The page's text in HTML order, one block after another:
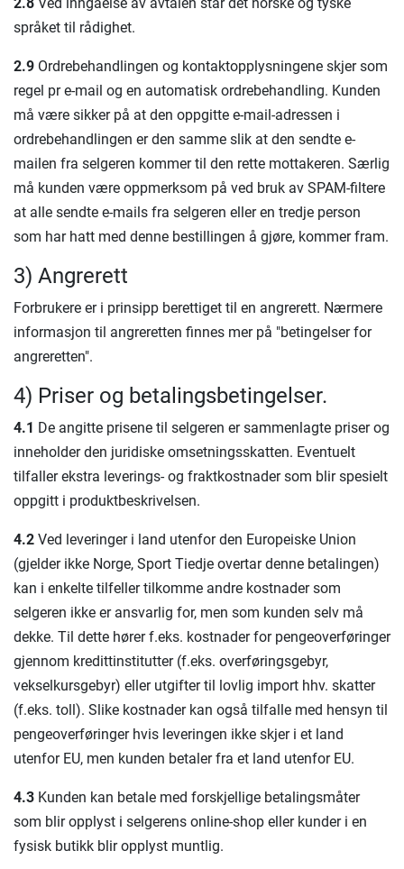
språket til rådighet.
2.9 Ordrebehandlingen og kontaktopplysningene skjer som
regel pr e-mail og en automatisk ordrebehandling. Kunden
må være sikker på at den oppgitte e-mail-adressen i
ordrebehandlingen er den samme slik at den sendte e-
mailen fra selgeren kommer til den rette mottakeren. Særlig
må kunden være oppmerksom på ved bruk av SPAM-filtere
at alle sendte e-mails fra selgeren eller en tredje person
som har hatt med denne bestillingen å gjøre, kommer fram.
3) Angrerett
Forbrukere er i prinsipp berettiget til en angrerett. Nærmere
informasjon til angreretten finnes mer på "betingelser for
angreretten".
4) Priser og betalingsbetingelser.
4.1 De angitte prisene til selgeren er sammenlagte priser og
inneholder den juridiske omsetningsskatten. Eventuelt
tilfaller ekstra leverings- og fraktkostnader som blir spesielt
oppgitt i produktbeskrivelsen.
4.2 Ved leveringer i land utenfor den Europeiske Union
(gjelder ikke Norge, Sport Tiedje overtar denne betalingen)
kan i enkelte tilfeller tilkomme andre kostnader som
selgeren ikke er ansvarlig for, men som kunden selv må
dekke. Til dette hører f.eks. kostnader for pengeoverføringer
gjennom kredittinstitutter (f.eks. overføringsgebyr,
vekselkursgebyr) eller utgifter til lovlig import hhv. skatter
(f.eks. toll). Slike kostnader kan også tilfalle med hensyn til
pengeoverføringer hvis leveringen ikke skjer i et land
utenfor EU, men kunden betaler fra et land utenfor EU.
4.3 Kunden kan betale med forskjellige betalingsmåter
som blir opplyst i selgerens online-shop eller kunder i en
fysisk butikk blir opplyst muntlig.